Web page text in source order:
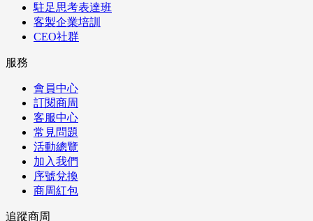
駐足思考表達班
客製企業培訓
CEO社群
服務
會員中心
訂閱商周
客服中心
常見問題
活動總覽
加入我們
序號兌換
商周紅包
追蹤商周